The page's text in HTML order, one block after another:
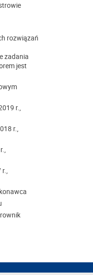
rozwiązań
zadania
jest
r.,
r.,